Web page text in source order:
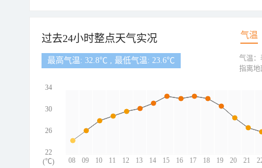
过去24小时整点天气实况 气温
最高气温: 32.8℃ , 最低气温: 23.6℃
08 09 10 11 12 13 14 15 16 17 18 19 20 21
34
30
26
22
(℃)
气温：
指离地